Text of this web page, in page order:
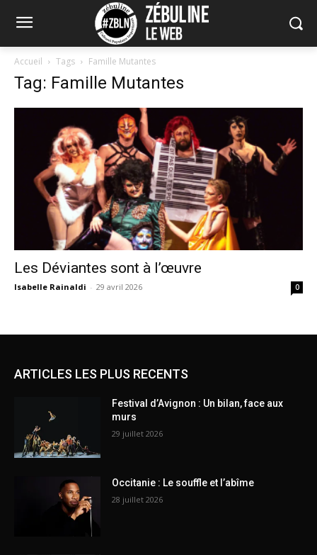
Accueil Tags Famille Mutantes
Tag: Famille Mutantes
Les Déviantes sont à l’œuvre
Isabelle Rainaldi - 29 avril 2026 0
ARTICLES LES PLUS RECENTS
Festival d’Avignon : Un bilan, face aux
murs
29 juillet 2026
Occitanie : Le souffle et l’abîme
28 juillet 2026